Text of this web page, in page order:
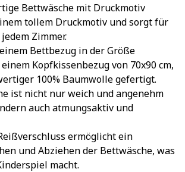
Bettwäsche mit Druckmotiv
tollem Druckmotiv und sorgt für
Zimmer.
Bettbezug in der Größe
Kopfkissenbezug von 70x90 cm,
100% Baumwolle gefertigt.
ist nicht nur weich und angenehm
auch atmungsaktiv und
ermöglicht ein
und Abziehen der Bettwäsche, was
macht.